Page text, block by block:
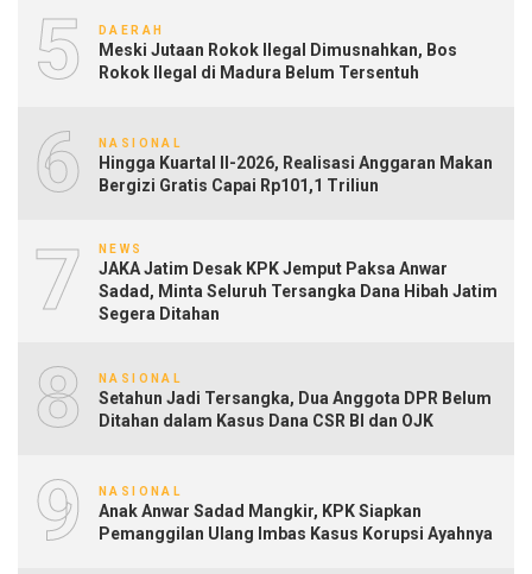
5 DAERAH
Meski Jutaan Rokok Ilegal Dimusnahkan, Bos
Rokok Ilegal di Madura Belum Tersentuh
6 NASIONAL
Hingga Kuartal II-2026, Realisasi Anggaran Makan
Bergizi Gratis Capai Rp101,1 Triliun
7 NEWS
JAKA Jatim Desak KPK Jemput Paksa Anwar
Sadad, Minta Seluruh Tersangka Dana Hibah Jatim
Segera Ditahan
8 NASIONAL
Setahun Jadi Tersangka, Dua Anggota DPR Belum
Ditahan dalam Kasus Dana CSR BI dan OJK
9 NASIONAL
Anak Anwar Sadad Mangkir, KPK Siapkan
Pemanggilan Ulang Imbas Kasus Korupsi Ayahnya